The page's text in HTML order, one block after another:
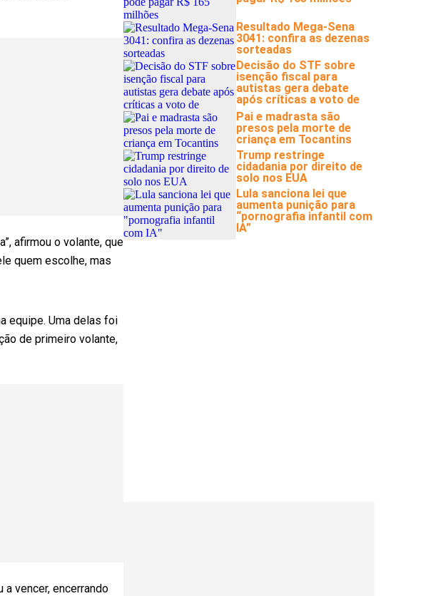
afirmou o volante, que
quem escolhe, mas
equipe. Uma delas foi
de primeiro volante,
vencer, encerrando